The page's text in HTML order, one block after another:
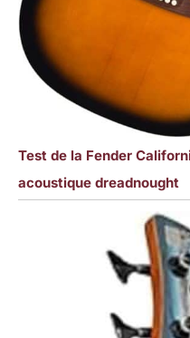
Test de la Fender
acoustique dreadnought